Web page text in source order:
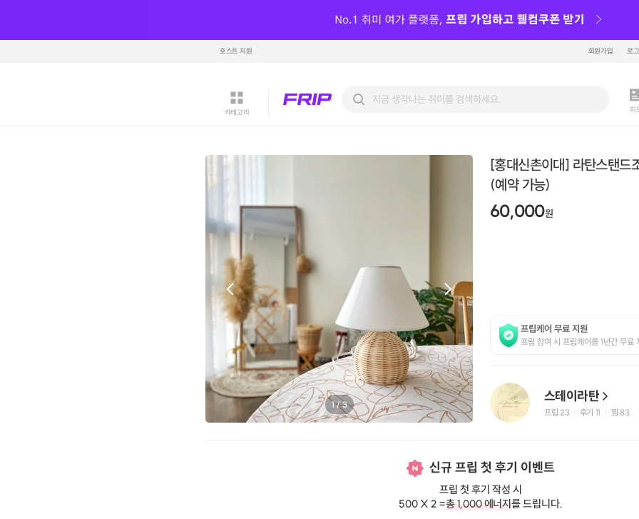
호스트 지원 회원가입 로
카테고리 피
1/3
[홍대신촌이대] 라탄스탠드
(예약 가능)
60,000원
프립케어 무료 지원
프립 참여 시 프립케어를 1년간 무료
스테이라탄
프립 23 후기 11 찜 83
신규 프립 첫 후기 이벤트
프립 첫 후기 작성 시
500 X 2 =총 1,000 에너지를 드립니다.